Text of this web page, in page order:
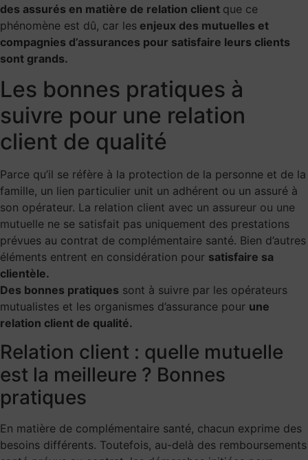
des assurés en matière de relation client que ce
phénomène est dû, car les enjeux des mutuelles et
compagnies d’assurances pour satisfaire leurs clients
sont grands.
Les bonnes pratiques à
suivre pour une relation
client de qualité
Parce qu’il se réfère à la protection de la personne et de la
famille, un lien particulier unit un adhérent ou un assuré à
son opérateur. La relation client avec un assureur ou une
mutuelle ne se satisfait pas uniquement des prestations
prévues au contrat de complémentaire santé. Bien d’autres
éléments entrent en considération pour satisfaire sa
clientèle.
Des bonnes pratiques sont à suivre par les opérateurs
mutualistes et les organismes d’assurance pour une
relation client de qualité.
Relation client : quelle mutuelle
est la meilleure ? Bonnes
pratiques
En matière de complémentaire santé, chacun exprime des
besoins différents. Toutefois, au-delà des remboursements